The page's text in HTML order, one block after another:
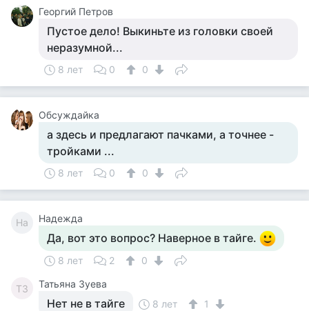
Георгий Петров
Пустое дело! Выкиньте из головки своей
неразумной...
8 лет 0 0
Обсуждайка
а здесь и предлагают пачками, а точнее -
тройками ...
8 лет 0 0
На Надежда
Да, вот это вопрос? Наверное в тайге.
8 лет 2 0
ТЗ Татьяна Зуева
Нет не в тайге 8 лет 1